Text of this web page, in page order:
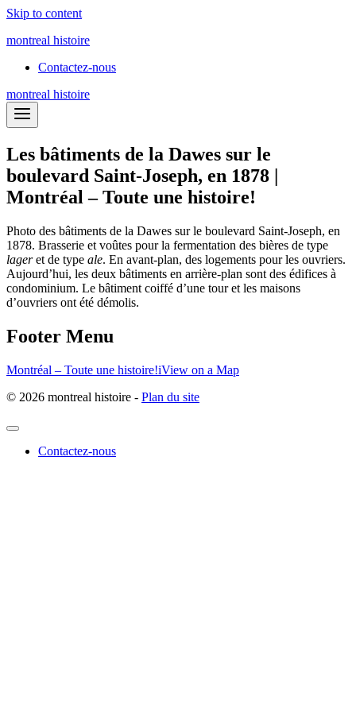
Skip to content
montreal histoire
Contactez-nous
montreal histoire
Les bâtiments de la Dawes sur le
boulevard Saint-Joseph, en 1878 |
Montréal – Toute une histoire!
Photo des bâtiments de la Dawes sur le boulevard Saint-Joseph, en
1878. Brasserie et voûtes pour la fermentation des bières de type
lageret de type ale. En avant-plan, des logements pour les ouvriers.
Aujourd’hui, les deux bâtiments en arrière-plan sont des édifices à
condominium. Le bâtiment coiffé d’une tour et les maisons
d’ouvriers ont été démolis.
Footer Menu
Montréal – Toute une histoire!iView on a Map
© 2026 montreal histoire - Plan du site
Contactez-nous